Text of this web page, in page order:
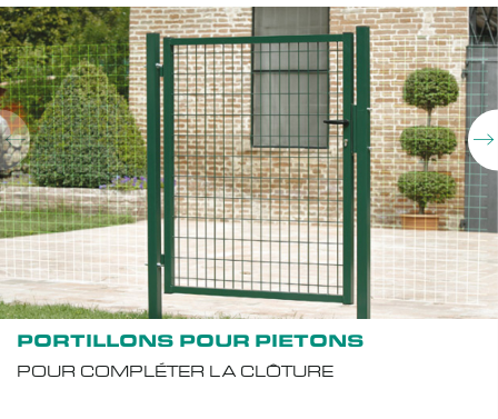
PORTILLONS POUR PIETONS
POUR COMPLÉTER LA CLÔTURE